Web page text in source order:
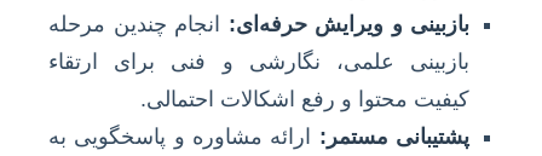
بازبینی و ویرایش حرفه‌ای: انجام چندین مرحله
بازبینی علمی، نگارشی و فنی برای ارتقاء
کیفیت محتوا و رفع اشکالات احتمالی.
پشتیبانی مستمر: ارائه مشاوره و پاسخگویی به